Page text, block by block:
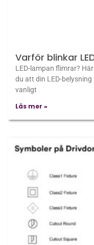
Varför blinkar
LED-lampan flimrar?
du att din LED-
vanligt
Läs mer »